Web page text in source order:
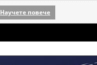
Научете повече